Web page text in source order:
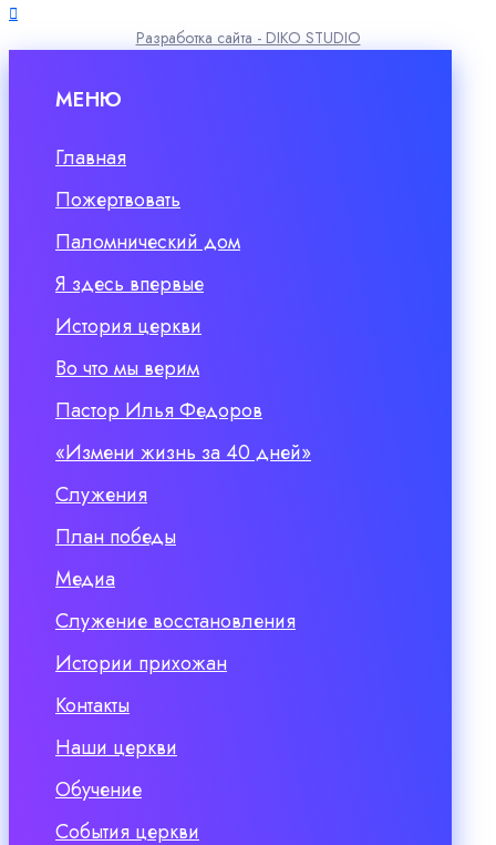
Разработка сайта - DIKO STUDIO
МЕНЮ
Главная
Пожертвовать
Паломнический дом
Я здесь впервые
История церкви
Во что мы верим
Пастор Илья Федоров
«Измени жизнь за 40 дней»
Служения
План победы
Медиа
Служение восстановления
Истории прихожан
Контакты
Наши церкви
Обучение
События церкви